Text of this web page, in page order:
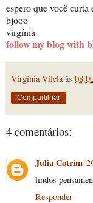
espero que você curta
bjooo
virgínia
follow my blog with
Virgínia Vilela às
Compartilhar
4 comentários:
Julia Cotrim
lindos
Responder